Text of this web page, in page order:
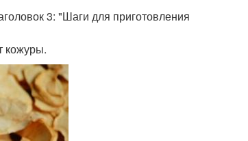
3: "Шаги для приготовления
кожуры.